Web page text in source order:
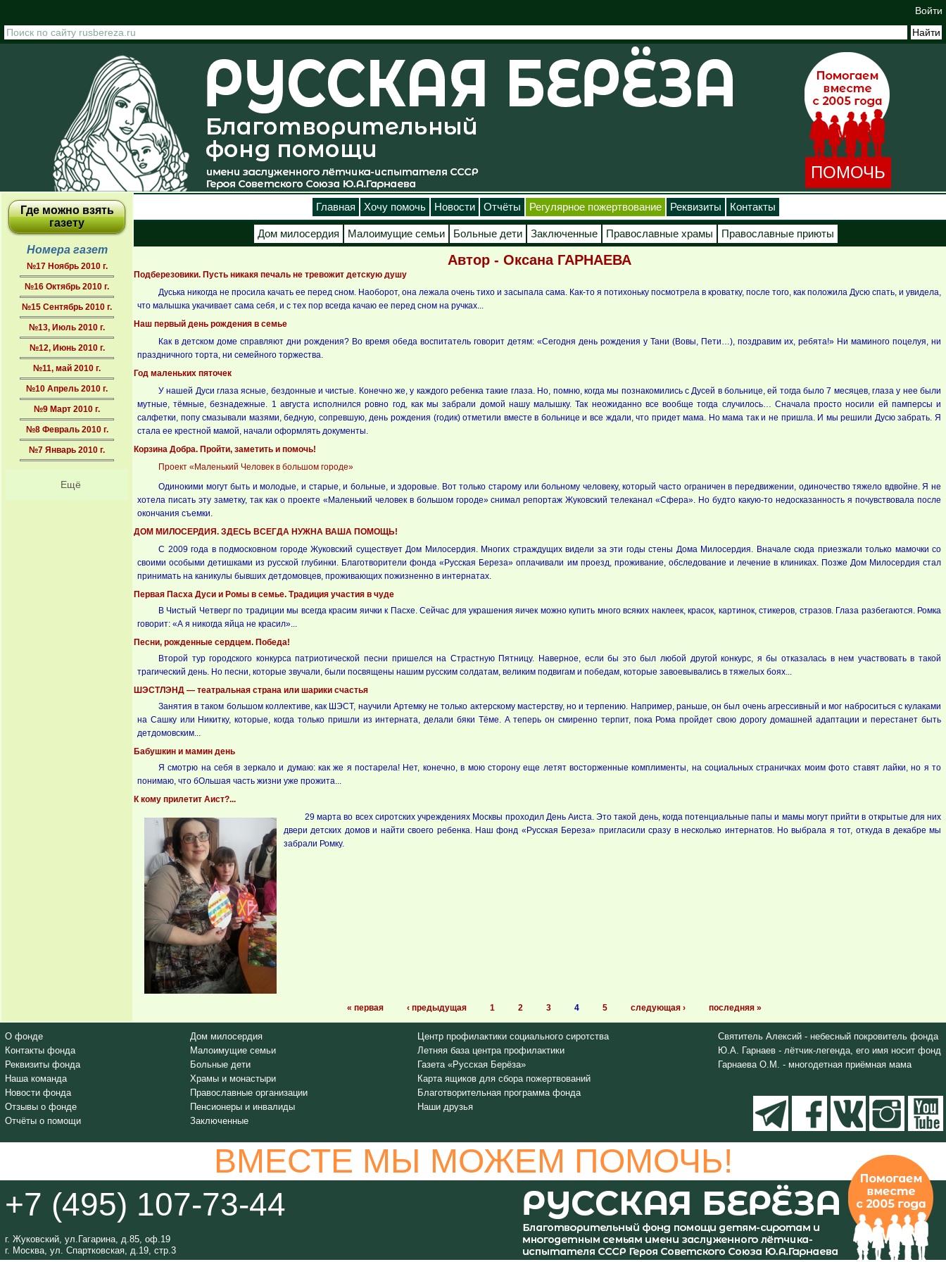
Войти
ПОМОЧЬ
Где можно взять
газету
Номера газет
№17 Ноябрь 2010 г.
№16 Октябрь 2010 г.
№15 Сентябрь 2010 г.
№13, Июль 2010 г.
№12, Июнь 2010 г.
№11, май 2010 г.
№10 Апрель 2010 г.
№9 Март 2010 г.
№8 Февраль 2010 г.
№7 Январь 2010 г.
Ещё
Главная Хочу помочь Новости Отчёты Регулярное пожертвование Реквизиты Контакты
Дом милосердия Малоимущие семьи Больные дети Заключенные Православные храмы Православные приюты
Автор - Оксана ГАРНАЕВА
Подберезовики. Пусть никакя печаль не тревожит детскую душу
Дуська никогда не просила качать ее перед сном. Наоборот, она лежала очень тихо и засыпала сама. Как-то я потихоньку посмотрела в кроватку, после того, как положила Дусю спать, и увидела,
что малышка укачивает сама себя, и с тех пор всегда качаю ее перед сном на ручках...
Наш первый день рождения в семье
Как в детском доме справляют дни рождения? Во время обеда воспитатель говорит детям: «Сегодня день рождения у Тани (Вовы, Пети…), поздравим их, ребята!» Ни маминого поцелуя, ни
праздничного торта, ни семейного торжества.
Год маленьких пяточек
У нашей Дуси глаза ясные, бездонные и чистые. Конечно же, у каждого ребенка такие глаза. Но, помню, когда мы познакомились с Дусей в больнице, ей тогда было 7 месяцев, глаза у нее были
мутные, тёмные, безнадежные. 1 августа исполнился ровно год, как мы забрали домой нашу малышку. Так неожиданно все вообще тогда случилось… Сначала просто носили ей памперсы и
салфетки, попу смазывали мазями, бедную, сопревшую, день рождения (годик) отметили вместе в больнице и все ждали, что придет мама. Но мама так и не пришла. И мы решили Дусю забрать. Я
стала ее крестной мамой, начали оформлять документы.
Корзина Добра. Пройти, заметить и помочь!
Проект «Маленький Человек в большом городе»
Одинокими могут быть и молодые, и старые, и больные, и здоровые. Вот только старому или больному человеку, который часто ограничен в передвижении, одиночество тяжело вдвойне. Я не
хотела писать эту заметку, так как о проекте «Маленький человек в большом городе» снимал репортаж Жуковский телеканал «Сфера». Но будто какую-то недосказанность я почувствовала после
окончания съемки.
ДОМ МИЛОСЕРДИЯ. ЗДЕСЬ ВСЕГДА НУЖНА ВАША ПОМОЩЬ!
С 2009 года в подмосковном городе Жуковский существует Дом Милосердия. Многих страждущих видели за эти годы стены Дома Милосердия. Вначале сюда приезжали только мамочки со
своими особыми детишками из русской глубинки. Благотворители фонда «Русская Береза» оплачивали им проезд, проживание, обследование и лечение в клиниках. Позже Дом Милосердия стал
принимать на каникулы бывших детдомовцев, проживающих пожизненно в интернатах.
Первая Пасха Дуси и Ромы в семье. Традиция участия в чуде
В Чистый Четверг по традиции мы всегда красим яички к Пасхе. Сейчас для украшения яичек можно купить много всяких наклеек, красок, картинок, стикеров, стразов. Глаза разбегаются. Ромка
говорит: «А я никогда яйца не красил»...
Песни, рожденные сердцем. Победа!
Второй тур городского конкурса патриотической песни пришелся на Страстную Пятницу. Наверное, если бы это был любой другой конкурс, я бы отказалась в нем участвовать в такой
трагический день. Но песни, которые звучали, были посвящены нашим русским солдатам, великим подвигам и победам, которые завоевывались в тяжелых боях...
ШЭСТЛЭНД — театральная страна или шарики счастья
Занятия в таком большом коллективе, как ШЭСТ, научили Артемку не только актерскому мастерству, но и терпению. Например, раньше, он был очень агрессивный и мог наброситься с кулаками
на Сашку или Никитку, которые, когда только пришли из интерната, делали бяки Тёме. А теперь он смиренно терпит, пока Рома пройдет свою дорогу домашней адаптации и перестанет быть
детдомовским...
Бабушкин и мамин день
Я смотрю на себя в зеркало и думаю: как же я постарела! Нет, конечно, в мою сторону еще летят восторженные комплименты, на социальных страничках моим фото ставят лайки, но я то
понимаю, что бОльшая часть жизни уже прожита...
К кому прилетит Аист?...
29 марта во всех сиротских учреждениях Москвы проходил День Аиста. Это такой день, когда потенциальные папы и мамы могут прийти в открытые для них
двери детских домов и найти своего ребенка. Наш фонд «Русская Береза» пригласили сразу в несколько интернатов. Но выбрала я тот, откуда в декабре мы
забрали Ромку.
Страницы
« первая ‹ предыдущая 1 2 3 4 5 следующая › последняя »
О фонде
Контакты фонда
Реквизиты фонда
Наша команда
Новости фонда
Отзывы о фонде
Отчёты о помощи
Дом милосердия
Малоимущие семьи
Больные дети
Храмы и монастыри
Православные организации
Пенсионеры и инвалиды
Заключенные
Центр профилактики социального сиротства
Летняя база центра профилактики
Газета «Русская Берёза»
Карта ящиков для сбора пожертвований
Благотворительная программа фонда
Наши друзья
Святитель Алексий - небесный покровитель фонда
Ю.А. Гарнаев - лётчик-легенда, его имя носит фонд
Гарнаева О.М. - многодетная приёмная мама
+7 (495) 107-73-44
г. Жуковский, ул.Гагарина, д.85, оф.19
г. Москва, ул. Спартковская, д.19, стр.3
ВМЕСТЕ МЫ МОЖЕМ ПОМОЧЬ!